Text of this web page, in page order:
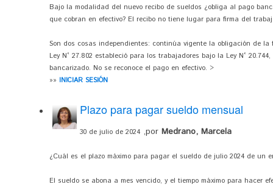
Bajo la modalidad del nuevo recibo de sueldos ¿obliga al pago
que cobran en efectivo? El recibo no tiene lugar para firma del
Son dos cosas independientes: continúa vigente la obligación de
Ley N° 27.802 estableció para los trabajadores bajo la Ley N°
bancarizado. No se reconoce el pago en efectivo. >
»» INICIAR SESIÓN
Plazo para pagar sueldo mensual
30 de julio de 2024 ,por Medrano, Marcela
¿Cuál es el plazo máximo para pagar el sueldo de julio 2024 de un
El sueldo se abona a mes vencido, y el tiempo máximo para hacer